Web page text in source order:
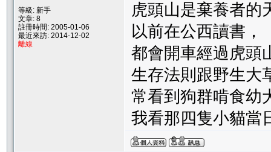
等級: 新手
文章: 8
註冊時間: 2005-01-06
最近來訪: 2014-12-02
離線
虎頭山是棄養者的
以前在公西讀書，
都會開車經過虎頭
生存法則跟野生大
常看到狗群啃食幼
我看那四隻小貓當